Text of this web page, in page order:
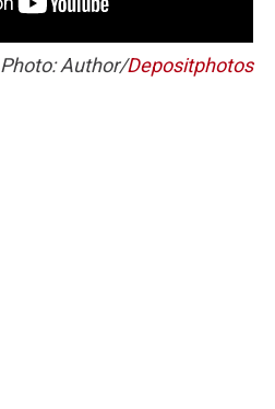
Photo: Author/Depositphotos